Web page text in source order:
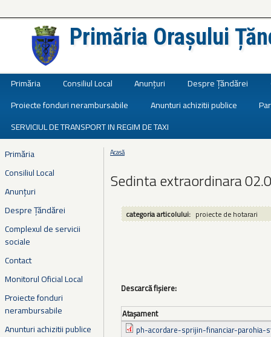
Primăria Orașului
Primăria Consiliul Local Anunțuri Despre Țăndărei
Proiecte fonduri nerambursabile
Anunturi achizitii publice
SERVICIUL DE TRANSPORT IN REGIM DE TAXI
Primăria
Consiliul Local
Anunțuri
Despre Țăndărei
Complexul de servicii
sociale
Contact
Monitorul Oficial Local
Proiecte fonduri
nerambursabile
Anunturi achizitii publice
Eşti aici
Acasă
Sedinta extraordinara
categoria articolului: proiecte de hotarari
Descarcă fișiere:
Ataşament
ph-acordare-sprijin-financiar-parohia-